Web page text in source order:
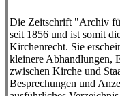
Die Zeitschrift "Archiv
seit 1856 und ist somit
Kirchenrecht. Sie
kleinere Abhandlungen,
zwischen Kirche und
Besprechungen und